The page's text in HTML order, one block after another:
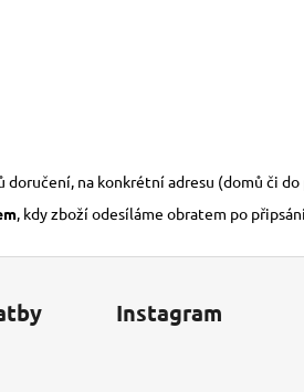
doručení, na konkrétní adresu (domů či
, kdy zboží odesíláme obratem po
Instagram